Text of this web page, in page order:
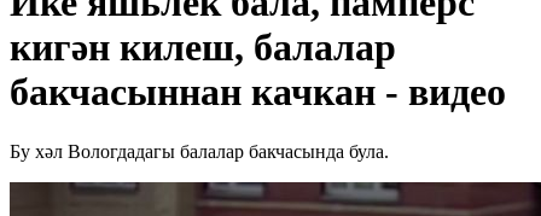
кигән килеш, балалар
бакчасыннан качкан - видео
Бу хәл Вологдадагы балалар бакчасында була.